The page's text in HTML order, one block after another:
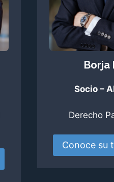
Borja
Socio –
Derecho
Conoce su